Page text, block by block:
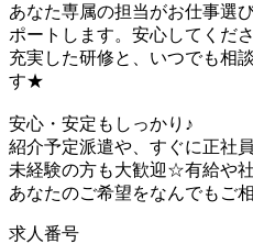
あなた専属の担当がお仕事選
ポートします。安心してくだ
充実した研修と、いつでも相
す★
安心・安定もしっかり♪
紹介予定派遣や、すぐに正社
未経験の方も大歓迎☆有給や
あなたのご希望をなんでもご
求人番号